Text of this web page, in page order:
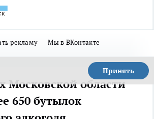
рекламу Мы в ВКонтакте
Принять
Московской области
650 бутылок